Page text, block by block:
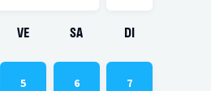
VE SA DI
5 6 7